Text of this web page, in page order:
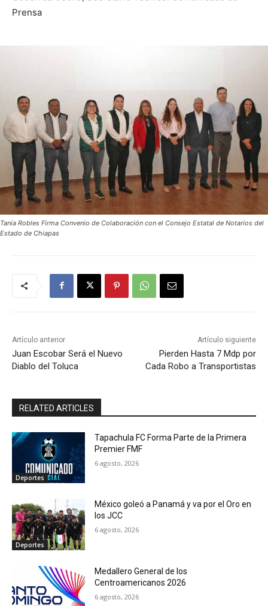
Prensa
Tania Robles Firma Convenio de Colaboración con el Consejo Estatal de Notarios del
Estado de Chiapas
Artículo anterior
Juan Escobar Será el Nuevo
Diablo del Toluca
Artículo siguiente
Pierden Hasta 7 Mdp por
Cada Robo a Transportistas
RELATED ARTICLES
Deportes
Tapachula FC Forma Parte de la Primera
Premier FMF
6 agosto, 2026
Deportes
México goleó a Panamá y va por el Oro en
los JCC
6 agosto, 2026
Medallero General de los
Centroamericanos 2026
6 agosto, 2026